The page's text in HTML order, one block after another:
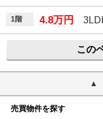
1階 4.8万円
この
売買物件を探す